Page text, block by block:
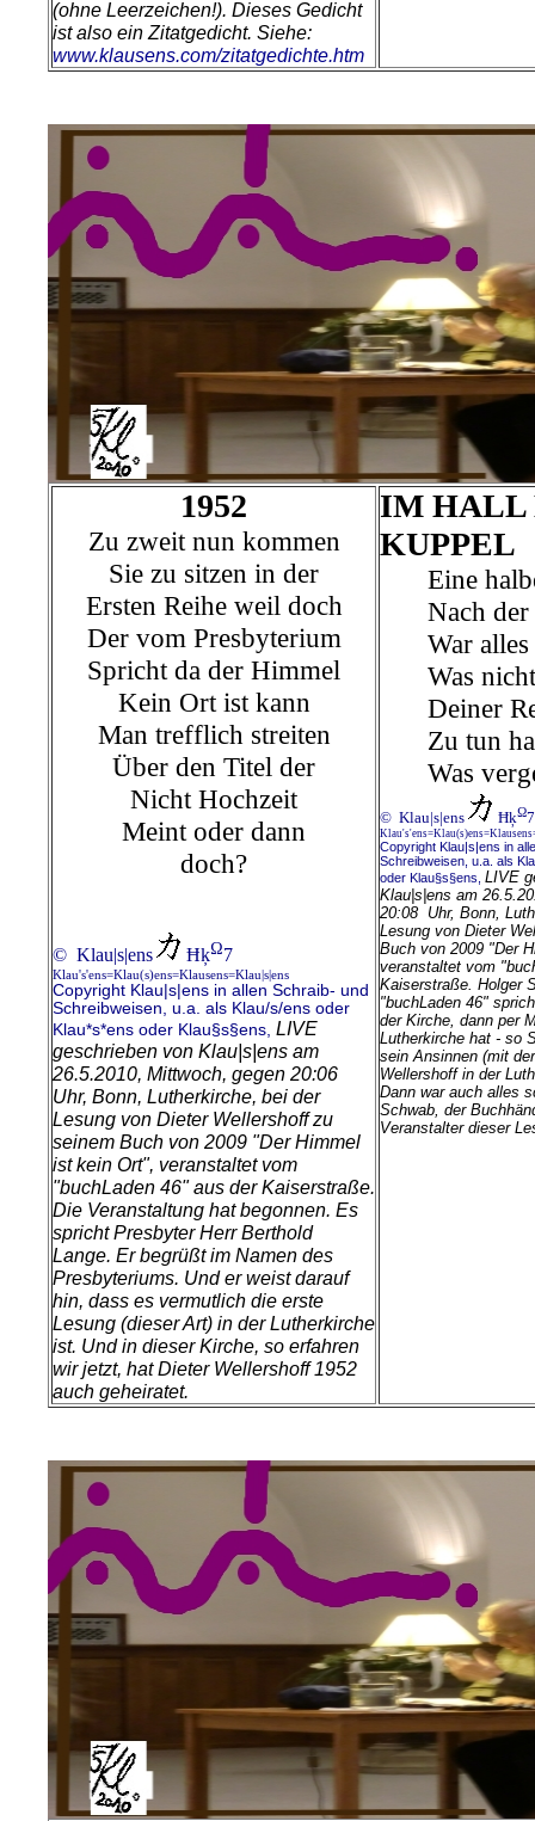
(ohne Leerzeichen!). Dieses Gedicht
ist also ein Zitatgedicht. Siehe:
www.klausens.com/zitatgedichte.htm
1952
Zu zweit nun kommen
Sie zu sitzen in der
Ersten Reihe weil doch
Der vom Presbyterium
Spricht da der Himmel
Kein Ort ist kann
Man trefflich streiten
Über den Titel der
Nicht Hochzeit
Meint oder dann
doch?
© Klau|s|ens ĦķΩ7
Klau's'ens=Klau(s)ens=Klausens=Klau|s|ens
Copyright Klau|s|ens in allen Schraib- und
Schreibweisen, u.a. als Klau/s/ens oder
Klau*s*ens oder Klau§s§ens, LIVE
geschrieben von Klau|s|ens am
26.5.2010, Mittwoch, gegen 20:06
Uhr, Bonn, Lutherkirche, bei der
Lesung von Dieter Wellershoff zu
seinem Buch von 2009 "Der Himmel
ist kein Ort", veranstaltet vom
"buchLaden 46" aus der Kaiserstraße.
Die Veranstaltung hat begonnen. Es
spricht Presbyter Herr Berthold
Lange. Er begrüßt im Namen des
Presbyteriums. Und er weist darauf
hin, dass es vermutlich die erste
Lesung (dieser Art) in der Lutherkirche
ist. Und in dieser Kirche, so erfahren
wir jetzt, hat Dieter Wellershoff 1952
auch geheiratet.
IM HALL
KUPPEL
Eine
Nach
War
Was
Deiner
Zu tun
Was
© Klau|s|ens ĦķΩ7
Copyright Klau|s|ens in
Schreibweisen, u.a. als
oder Klau§s§ens, LIVE
Klau|s|ens am
20:08 Uhr, Bonn,
Lesung von Dieter
Buch von 2009 "Der
veranstaltet vom
Kaiserstraße. Holger
"buchLaden 46"
der Kirche, dann per
Lutherkirche hat - so
sein Ansinnen (mit
Wellershoff in der
Dann war auch alles
Schwab, der
Veranstalter dieser